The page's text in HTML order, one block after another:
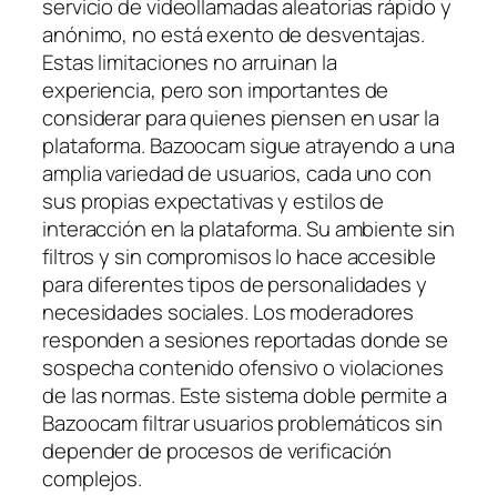
servicio de videollamadas aleatorias rápido y
anónimo, no está exento de desventajas.
Estas limitaciones no arruinan la
experiencia, pero son importantes de
considerar para quienes piensen en usar la
plataforma. Bazoocam sigue atrayendo a una
amplia variedad de usuarios, cada uno con
sus propias expectativas y estilos de
interacción en la plataforma. Su ambiente sin
filtros y sin compromisos lo hace accesible
para diferentes tipos de personalidades y
necesidades sociales. Los moderadores
responden a sesiones reportadas donde se
sospecha contenido ofensivo o violaciones
de las normas. Este sistema doble permite a
Bazoocam filtrar usuarios problemáticos sin
depender de procesos de verificación
complejos.